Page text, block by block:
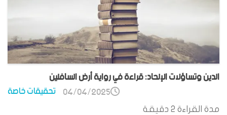
الدين وتساؤلات الإلحاد: قراءة في رواية أرض السافلين
تحقيقات خاصة 04/04/2025
مدة القراءة 2 دقيقة